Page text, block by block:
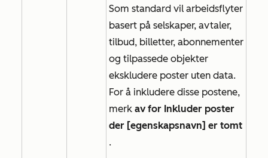
Som standard vil arbeidsflyter
basert på selskaper, avtaler,
tilbud, billetter, abonnementer
og tilpassede objekter
ekskludere poster uten data.
For å inkludere disse postene,
merk av for Inkluder poster
der [egenskapsnavn] er tomt
.